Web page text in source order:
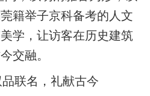
籍举子京科备考的人文
学，让访客在历史建筑
交融。
联名，礼献古今